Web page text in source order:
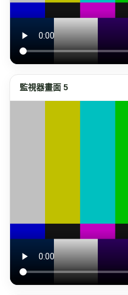
監視器畫面 5